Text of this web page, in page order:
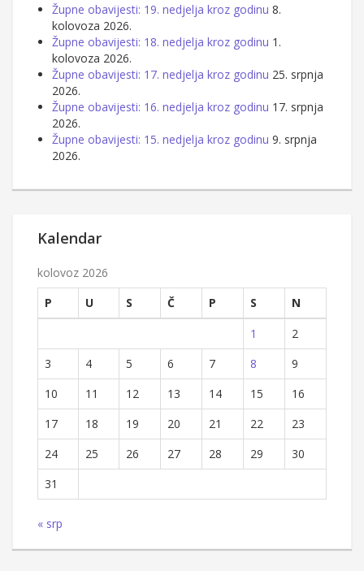
Župne obavijesti: 19. nedjelja kroz godinu 8.
kolovoza 2026.
Župne obavijesti: 18. nedjelja kroz godinu 1.
kolovoza 2026.
Župne obavijesti: 17. nedjelja kroz godinu 25. srpnja
2026.
Župne obavijesti: 16. nedjelja kroz godinu 17. srpnja
2026.
Župne obavijesti: 15. nedjelja kroz godinu 9. srpnja
2026.
Kalendar
kolovoz 2026
P
U S Č P S
N
1
2
3
4 5 6 7 8
9
10
11 12 13 14 15
16
17
18 19 20 21 22
23
24
25 26 27 28 29
30
31
« srp